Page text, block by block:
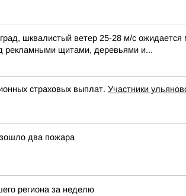
шквалистый ветер 25-28 м/с
рекламными щитами, деревьями и...
страховых выплат. Участники
два пожара
региона за неделю